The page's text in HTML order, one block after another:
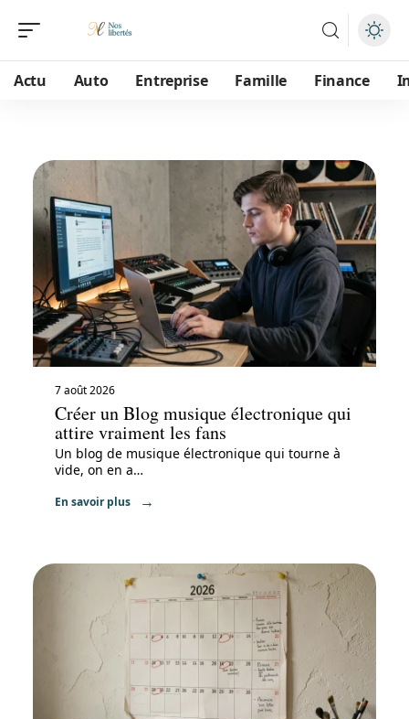
Actu Auto Entreprise Famille Finance
7 août 2026
Créer un Blog musique électronique qui
attire vraiment les fans
Un blog de musique électronique qui tourne à
vide, on en a…
En savoir plus